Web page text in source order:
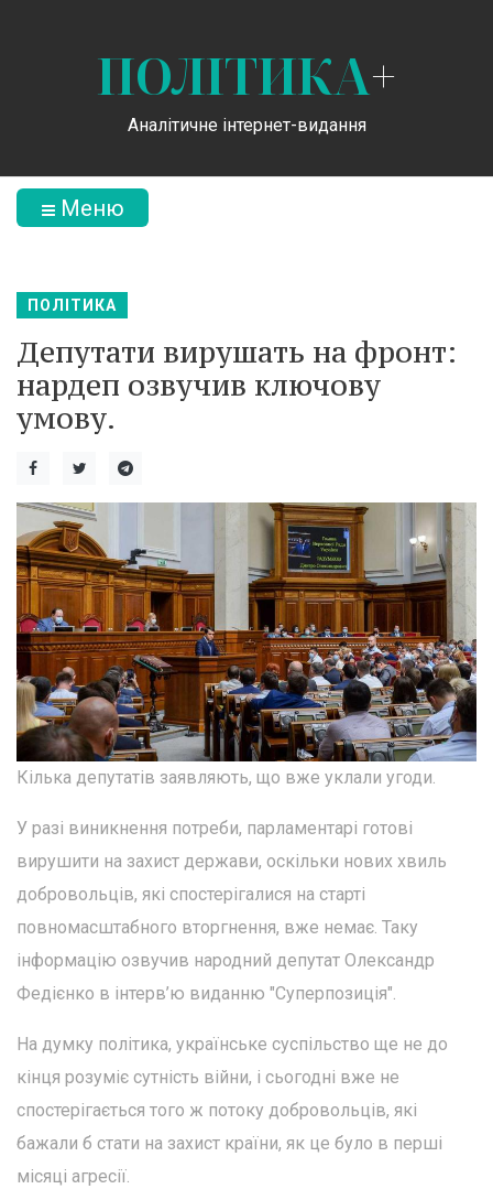
ПОЛІТИКА+
Аналітичне інтернет-видання
Меню
ПОЛІТИКА
Депутати вирушать на фронт:
нардеп озвучив ключову
умову.
Кілька депутатів заявляють, що вже уклали угоди.
У разі виникнення потреби, парламентарі готові
вирушити на захист держави, оскільки нових хвиль
добровольців, які спостерігалися на старті
повномасштабного вторгнення, вже немає. Таку
інформацію озвучив народний депутат Олександр
Федієнко в інтерв’ю виданню "Суперпозиція".
На думку політика, українське суспільство ще не до
кінця розуміє сутність війни, і сьогодні вже не
спостерігається того ж потоку добровольців, які
бажали б стати на захист країни, як це було в перші
місяці агресії.